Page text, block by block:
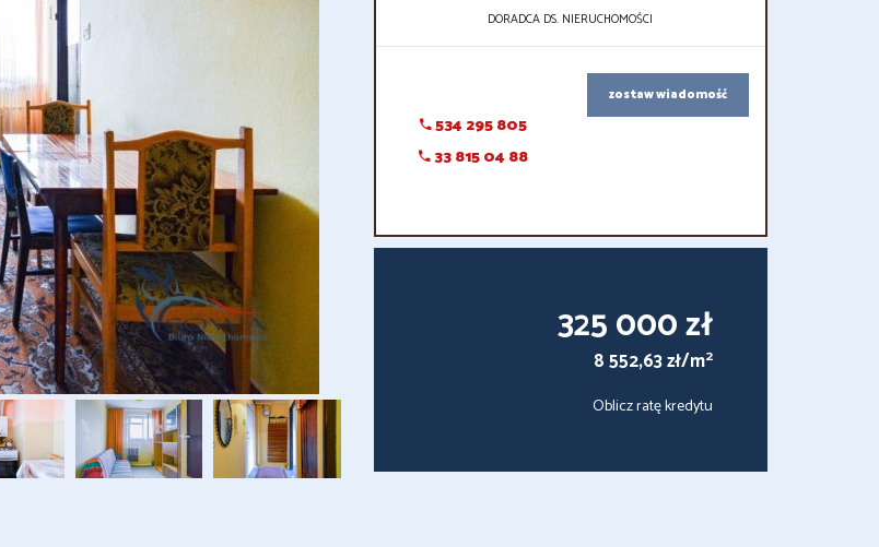
DORADCA DS. NIERUCHOMOŚCI
534 295 805
33 815 04 88
zostaw wiadomość
325 000 zł
8 552,63 zł/m2
Oblicz ratę kredytu